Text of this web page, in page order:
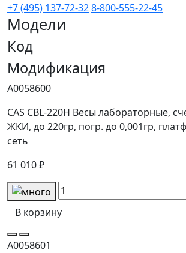
+7 (495) 137-72-328-800-555-22-45
Модели
Код
Модификация
А0058600
CAS CBL-220H Весы лабораторные,
ЖКИ, до 220гр, погр. до 0,001гр,
сеть
61 010 ₽
В корзину
А0058601